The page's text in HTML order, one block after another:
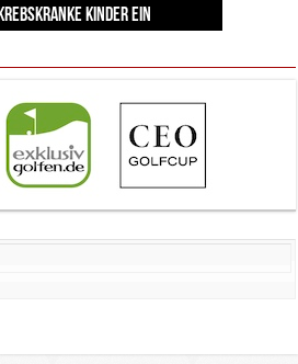
den Nerv unserer Zeit trifft
Star Klaus Florian Vogt
Kinder ein
wurdeeinzigartig sind
überstürzen sollten